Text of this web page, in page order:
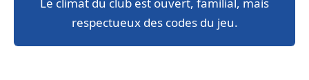
respectueux des codes du jeu.